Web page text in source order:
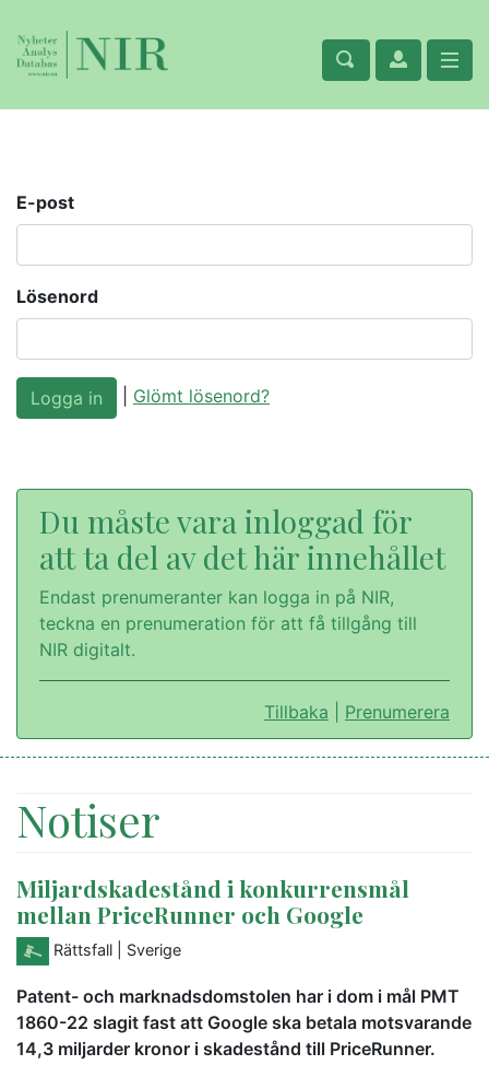
E-post
Lösenord
Glömt lösenord?
Du måste vara inloggad för
att ta del av det här innehållet
Endast prenumeranter kan logga in på NIR,
teckna en prenumeration för att få tillgång till
NIR digitalt.
Tillbaka Prenumerera
Notiser
Miljardskadestånd i konkurrensmål
mellan PriceRunner och Google
Rättsfall | Sverige
Patent- och marknadsdomstolen har i dom i mål PMT
1860-22 slagit fast att Google ska betala motsvarande
14,3 miljarder kronor i skadestånd till PriceRunner.